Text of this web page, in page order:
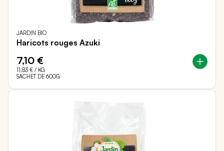
JARDIN BIO
Haricots rouges Azuki
7,10 €
11,83 € / KG
SACHET DE 600G